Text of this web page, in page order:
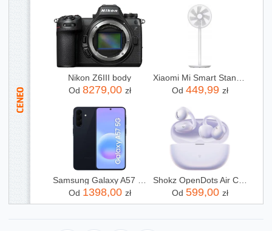
Nikon Z6III body
Od 8279,00 zł
Od 449,99 zł
Od 1398,00 zł
Shokz OpenDots Air Clip Fioletowy (E210STPR)
Od 599,00 zł